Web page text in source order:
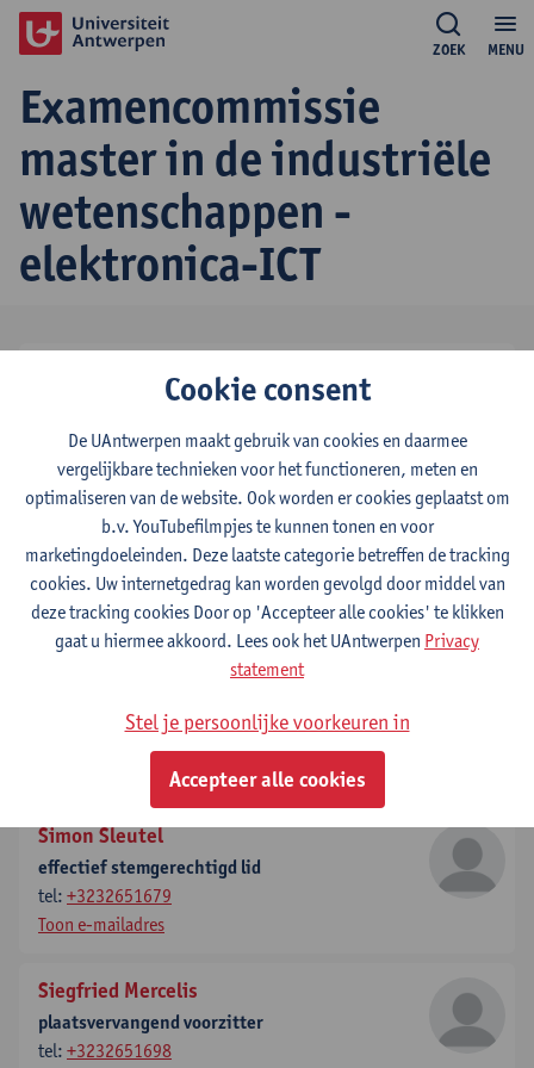
MENU
ZOEK
Examencommissie
master in de industriële
wetenschappen -
elektronica-ICT
+3232651686
Toon e-mailadres
Walter Daems
secretaris
tel:+3232651845
Toon e-mailadres
plaatsvervangend secretaris
+3232651865
Simon Sleutel
effectief stemgerechtigd lid
tel: +3232651679
Toon e-mailadres
Siegfried Mercelis
plaatsvervangend voorzitter
tel: +3232651698
Cookie consent
De UAntwerpen maakt gebruik van cookies en daarmee
vergelijkbare technieken voor het functioneren, meten en
optimaliseren van de website. Ook worden er cookies geplaatst om
b.v. YouTubefilmpjes te kunnen tonen en voor
marketingdoeleinden. Deze laatste categorie betreffen de tracking
cookies. Uw internetgedrag kan worden gevolgd door middel van
deze tracking cookies Door op 'Accepteer alle cookies' te klikken
gaat u hiermee akkoord. Lees ook het UAntwerpen Privacy
statement
Stel je persoonlijke voorkeuren in
Accepteer alle cookies